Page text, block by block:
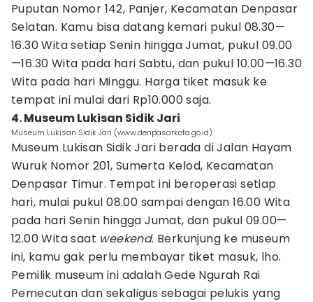
Puputan Nomor 142, Panjer, Kecamatan Denpasar
Selatan. Kamu bisa datang kemari pukul 08.30—
16.30 Wita setiap Senin hingga Jumat, pukul 09.00
—16.30 Wita pada hari Sabtu, dan pukul 10.00—16.30
Wita pada hari Minggu. Harga tiket masuk ke
tempat ini mulai dari Rp10.000 saja.
4. Museum Lukisan Sidik Jari
Museum Lukisan Sidik Jari (www.denpasarkota.go.id)
Museum Lukisan Sidik Jari berada di Jalan Hayam
Wuruk Nomor 201, Sumerta Kelod, Kecamatan
Denpasar Timur. Tempat ini beroperasi setiap
hari, mulai pukul 08.00 sampai dengan 16.00 Wita
pada hari Senin hingga Jumat, dan pukul 09.00—
12.00 Wita saat weekend. Berkunjung ke museum
ini, kamu gak perlu membayar tiket masuk, lho.
Pemilik museum ini adalah Gede Ngurah Rai
Pemecutan dan sekaligus sebagai pelukis yang